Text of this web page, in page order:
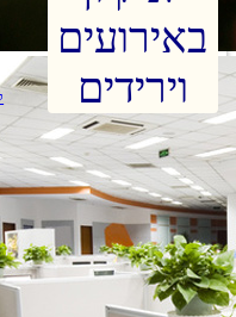
באירועים
וירידים